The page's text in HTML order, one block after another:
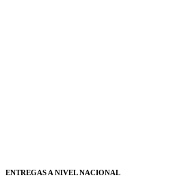
ENTREGAS A NIVEL NACIONAL